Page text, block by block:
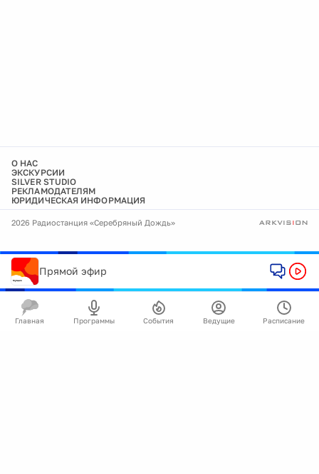
О НАС
ЭКСКУРСИИ
SILVER STUDIO
РЕКЛАМОДАТЕЛЯМ
ЮРИДИЧЕСКАЯ ИНФОРМАЦИЯ
2026 Радиостанция «Серебряный Дождь»
Прямой эфир
Главная Программы События Ведущие Расписание